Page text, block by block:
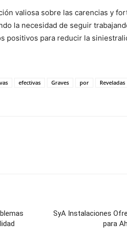
valiosa sobre las carencias y
la necesidad de seguir
positivos para reducir la
efectivas Graves por Reveladas
SyA Instalaciones
para